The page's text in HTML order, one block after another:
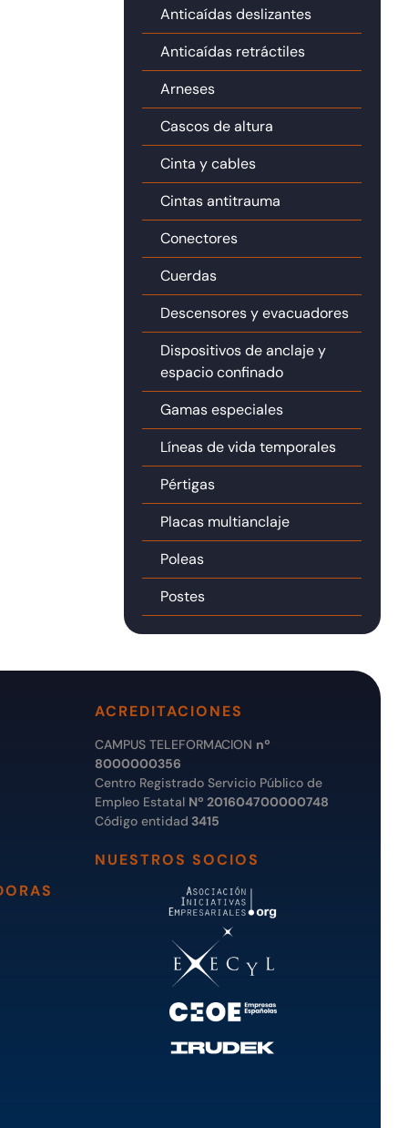
Anticaídas deslizantes
Anticaídas retráctiles
Arneses
Cascos de altura
Cinta y cables
Cintas antitrauma
Conectores
Cuerdas
Descensores y evacuadores
Dispositivos de anclaje y
espacio confinado
Gamas especiales
Líneas de vida temporales
Pértigas
Placas multianclaje
Poleas
Postes
ACREDITACIONES
CAMPUS TELEFORMACION nº
8000000356
Centro Registrado Servicio Público de
Empleo Estatal Nº 201604700000748
Código entidad 3415
NUESTROS SOCIOS